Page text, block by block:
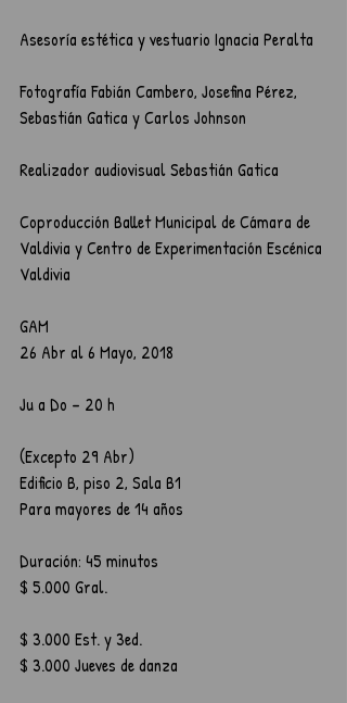
Asesoría estética y vestuario Ignacia Peralta
Fotografía Fabián Cambero, Josefina Pérez,
Sebastián Gatica y Carlos Johnson
Realizador audiovisual Sebastián Gatica
Coproducción Ballet Municipal de Cámara de
Valdivia y Centro de Experimentación Escénica
Valdivia
GAM
26 Abr al 6 Mayo, 2018
Ju a Do – 20 h
(Excepto 29 Abr)
Edificio B, piso 2, Sala B1
Para mayores de 14 años
Duración: 45 minutos
$ 5.000 Gral.
$ 3.000 Est. y 3ed.
$ 3.000 Jueves de danza